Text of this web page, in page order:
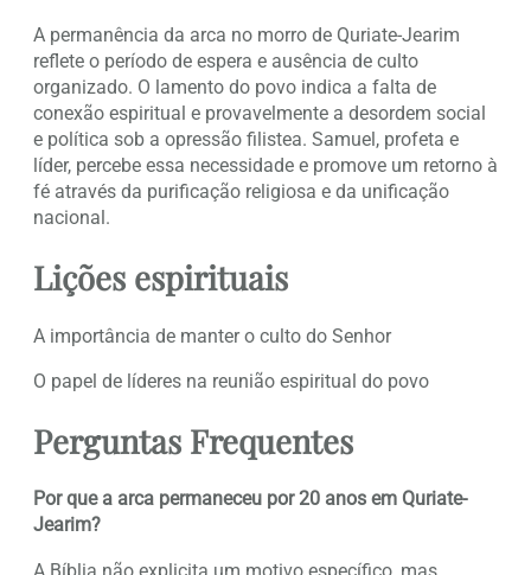
A permanência da arca no morro de Quriate-Jearim
reflete o período de espera e ausência de culto
organizado. O lamento do povo indica a falta de
conexão espiritual e provavelmente a desordem social
e política sob a opressão filistea. Samuel, profeta e
líder, percebe essa necessidade e promove um retorno à
fé através da purificação religiosa e da unificação
nacional.
Lições espirituais
A importância de manter o culto do Senhor
O papel de líderes na reunião espiritual do povo
Perguntas Frequentes
Por que a arca permaneceu por 20 anos em Quriate-
Jearim?